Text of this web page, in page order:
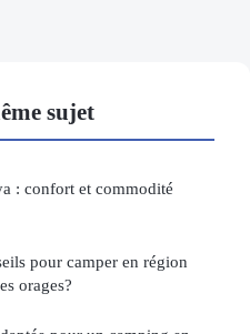
sujet
: confort et commodité
pour camper en région
orages?